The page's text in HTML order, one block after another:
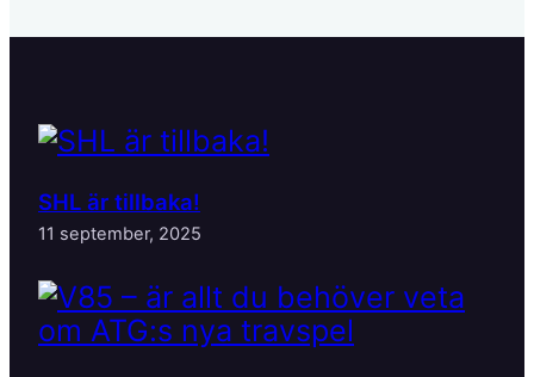
SHL är tillbaka!
11 september, 2025